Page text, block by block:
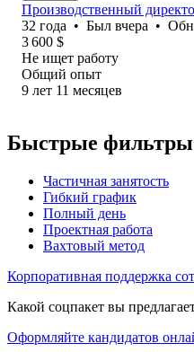
Производственный
32 года • Был вчера •
3 600 $
Не ищет работу
Общий опыт
9 лет 11 месяцев
Быстрые фильтры
Частичная занятость
Гибкий график
Полный день
Проектная работа
Вахтовый метод
Корпоративная поддержка
Какой соцпакет вы
Оформляйте кандидатов